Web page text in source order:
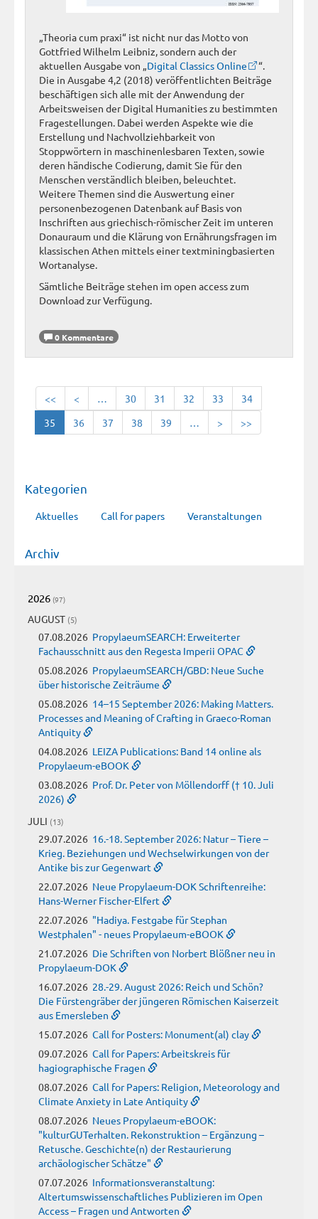
„Theoria cum praxi“ ist nicht nur das Motto von
Gottfried Wilhelm Leibniz, sondern auch der
aktuellen Ausgabe von „ Digital Classics Online
“.
Die in Ausgabe 4,2 (2018) veröffentlichten Beiträge
beschäftigen sich alle mit der Anwendung der
Arbeitsweisen der Digital Humanities zu bestimmten
Fragestellungen. Dabei werden Aspekte wie die
Erstellung und Nachvollziehbarkeit von
Stoppwörtern in maschinenlesbaren Texten, sowie
deren händische Codierung, damit Sie für den
Menschen verständlich bleiben, beleuchtet.
Weitere Themen sind die Auswertung einer
personenbezogenen Datenbank auf Basis von
Inschriften aus griechisch-römischer Zeit im unteren
Donauraum und die Klärung von Ernährungsfragen im
klassischen Athen mittels einer textminingbasierten
Wortanalyse.
Sämtliche Beiträge stehen im open access zum
Download zur Verfügung.
0 Kommentare
<< < … 30 31 32 33
34
35
36 37 38 39 … > >>
Kategorien
Aktuelles Call for papers Veranstaltungen
Archiv
2026 (97)
AUGUST (5)
07.08.2026 PropylaeumSEARCH: Erweiterter
Fachausschnitt aus den Regesta Imperii OPAC
05.08.2026 PropylaeumSEARCH/GBD: Neue Suche
über historische Zeiträume
05.08.2026 14–15 September 2026: Making Matters.
Processes and Meaning of Crafting in Graeco-Roman
Antiquity
04.08.2026 LEIZA Publications: Band 14 online als
Propylaeum-eBOOK
03.08.2026 Prof. Dr. Peter von Möllendorff († 10. Juli
2026)
JULI (13)
29.07.2026 16.-18. September 2026: Natur – Tiere –
Krieg. Beziehungen und Wechselwirkungen von der
Antike bis zur Gegenwart
22.07.2026 Neue Propylaeum-DOK Schriftenreihe:
Hans-Werner Fischer-Elfert
22.07.2026 "Hadiya. Festgabe für Stephan
Westphalen" - neues Propylaeum-eBOOK
21.07.2026 Die Schriften von Norbert Blößner neu in
Propylaeum-DOK
16.07.2026 28.-29. August 2026: Reich und Schön?
Die Fürstengräber der jüngeren Römischen Kaiserzeit
aus Emersleben
15.07.2026 Call for Posters: Monument(al) clay
09.07.2026 Call for Papers: Arbeitskreis für
hagiographische Fragen
08.07.2026 Call for Papers: Religion, Meteorology and
Climate Anxiety in Late Antiquity
08.07.2026 Neues Propylaeum-eBOOK:
"kulturGUTerhalten. Rekonstruktion – Ergänzung –
Retusche. Geschichte(n) der Restaurierung
archäologischer Schätze"
07.07.2026 Informationsveranstaltung:
Altertumswissenschaftliches Publizieren im Open
Access – Fragen und Antworten